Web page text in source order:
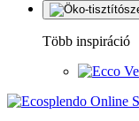
Több inspiráció